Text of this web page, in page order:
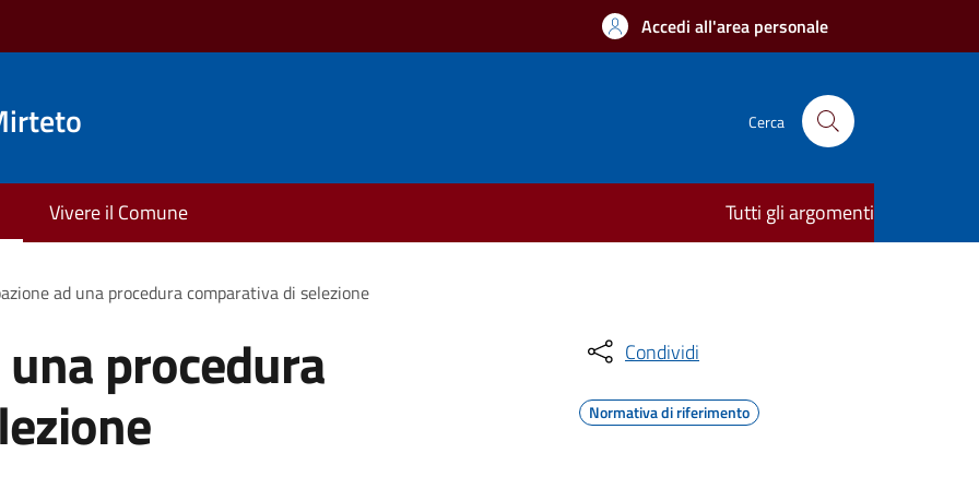
Accedi all'area personale
Cerca
Vivere il Comune Tutti gli argomenti
ad una procedura comparativa di selezione
procedura Condividi
Normativa di riferimento